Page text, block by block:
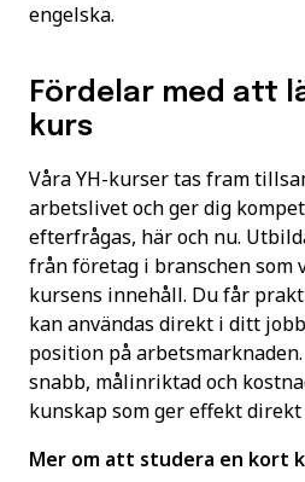
engelska.
Fördelar med att
kurs
Våra YH-kurser tas fram
arbetslivet och ger dig
efterfrågas, här och nu.
från företag i branschen som
kursens innehåll. Du får
kan användas direkt i ditt
position på
snabb, målinriktad och
kunskap som ger effekt
Mer om att studera en kort